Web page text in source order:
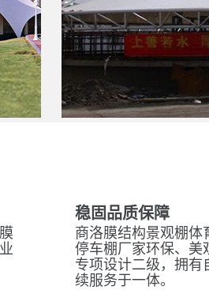
稳固品质保障
商洛膜结构景观棚体
停车棚厂家环保、美
专项设计二级，拥有
续服务于一体。